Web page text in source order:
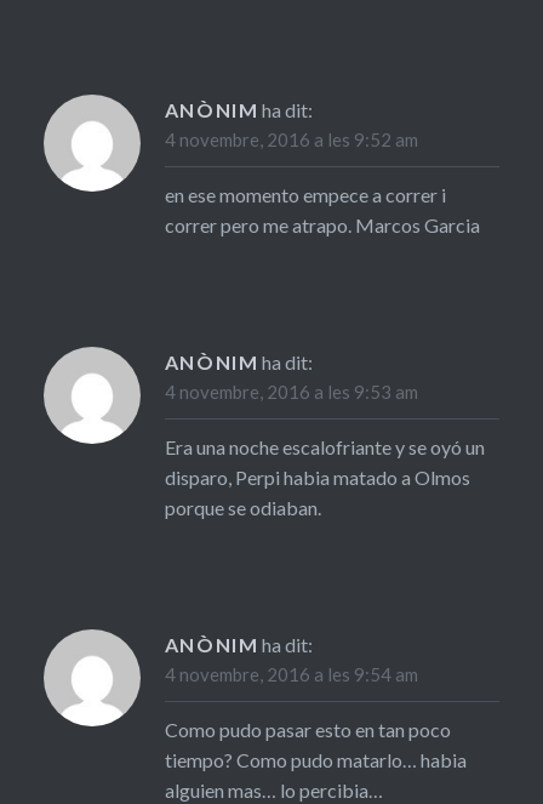
ANÒNIM ha dit:
4 novembre, 2016 a les 9:52 am
en ese momento empece a correr i
correr pero me atrapo. Marcos Garcia
ANÒNIM ha dit:
4 novembre, 2016 a les 9:53 am
Era una noche escalofriante y se oyó un
disparo, Perpi habia matado a Olmos
porque se odiaban.
ANÒNIM ha dit:
4 novembre, 2016 a les 9:54 am
Como pudo pasar esto en tan poco
tiempo? Como pudo matarlo… habia
alguien mas… lo percibia…